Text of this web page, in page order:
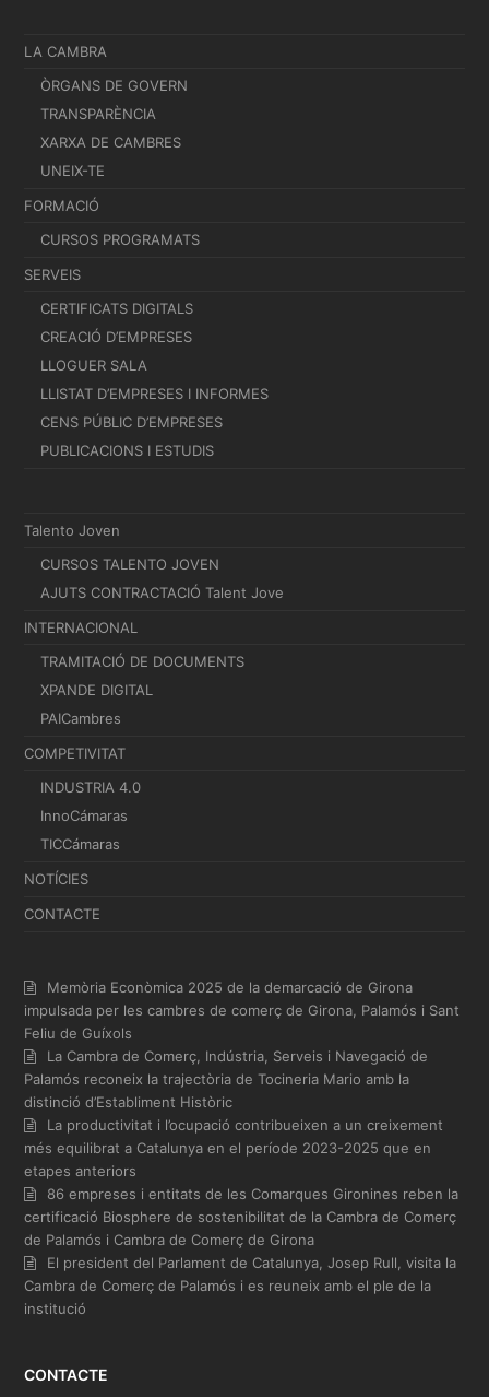
LA CAMBRA
ÒRGANS DE GOVERN
TRANSPARÈNCIA
XARXA DE CAMBRES
UNEIX-TE
FORMACIÓ
CURSOS PROGRAMATS
SERVEIS
CERTIFICATS DIGITALS
CREACIÓ D’EMPRESES
LLOGUER SALA
LLISTAT D’EMPRESES I INFORMES
CENS PÚBLIC D’EMPRESES
PUBLICACIONS I ESTUDIS
Talento Joven
CURSOS TALENTO JOVEN
AJUTS CONTRACTACIÓ Talent Jove
INTERNACIONAL
TRAMITACIÓ DE DOCUMENTS
XPANDE DIGITAL
PAICambres
COMPETIVITAT
INDUSTRIA 4.0
InnoCámaras
TICCámaras
NOTÍCIES
CONTACTE
Memòria Econòmica 2025 de la demarcació de Girona
impulsada per les cambres de comerç de Girona, Palamós i Sant
Feliu de Guíxols
La Cambra de Comerç, Indústria, Serveis i Navegació de
Palamós reconeix la trajectòria de Tocineria Mario amb la
distinció d’Establiment Històric
La productivitat i l’ocupació contribueixen a un creixement
més equilibrat a Catalunya en el període 2023-2025 que en
etapes anteriors
86 empreses i entitats de les Comarques Gironines reben la
certificació Biosphere de sostenibilitat de la Cambra de Comerç
de Palamós i Cambra de Comerç de Girona
El president del Parlament de Catalunya, Josep Rull, visita la
Cambra de Comerç de Palamós i es reuneix amb el ple de la
institució
CONTACTE